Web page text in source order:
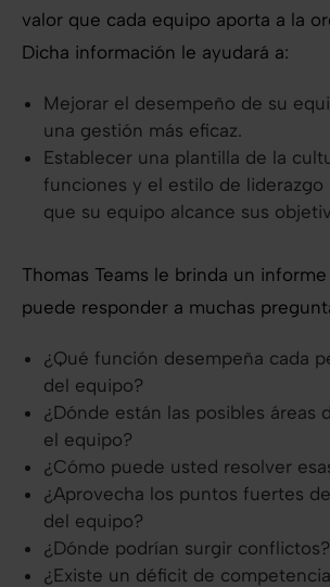
valor que cada equipo aporta a la
Dicha información le ayudará a:
Mejorar el desempeño de su
una gestión más eficaz.
Establecer una plantilla de la
funciones y el estilo de liderazgo
que su equipo alcance sus
Thomas Teams le brinda un
puede responder a muchas
¿Qué función desempeña cada
del equipo?
¿Dónde están las posibles áreas
el equipo?
¿Cómo puede usted resolver
¿Aprovecha los puntos fuertes
del equipo?
¿Dónde podrían surgir conflictos?
¿Existe un déficit de